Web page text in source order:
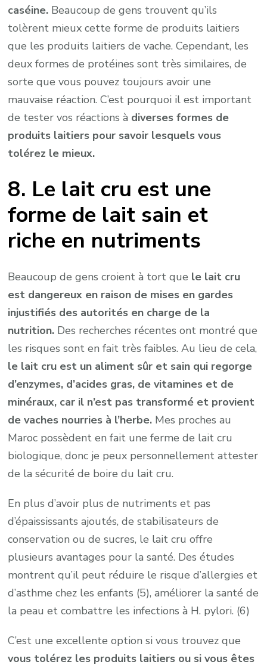
caséine. Beaucoup de gens trouvent qu’ils
tolèrent mieux cette forme de produits laitiers
que les produits laitiers de vache. Cependant, les
deux formes de protéines sont très similaires, de
sorte que vous pouvez toujours avoir une
mauvaise réaction. C’est pourquoi il est important
de tester vos réactions à diverses formes de
produits laitiers pour savoir lesquels vous
tolérez le mieux.
8. Le lait cru est une
forme de lait sain et
riche en nutriments
Beaucoup de gens croient à tort que le lait cru
est dangereux en raison de mises en gardes
injustifiés des autorités en charge de la
nutrition. Des recherches récentes ont montré que
les risques sont en fait très faibles. Au lieu de cela,
le lait cru est un aliment sûr et sain qui regorge
d’enzymes, d’acides gras, de vitamines et de
minéraux, car il n’est pas transformé et provient
de vaches nourries à l’herbe. Mes proches au
Maroc possèdent en fait une ferme de lait cru
biologique, donc je peux personnellement attester
de la sécurité de boire du lait cru.
En plus d’avoir plus de nutriments et pas
d’épaississants ajoutés, de stabilisateurs de
conservation ou de sucres, le lait cru offre
plusieurs avantages pour la santé. Des études
montrent qu’il peut réduire le risque d’allergies et
d’asthme chez les enfants (5), améliorer la santé de
la peau et combattre les infections à H. pylori. (6)
C’est une excellente option si vous trouvez que
vous tolérez les produits laitiers ou si vous êtes